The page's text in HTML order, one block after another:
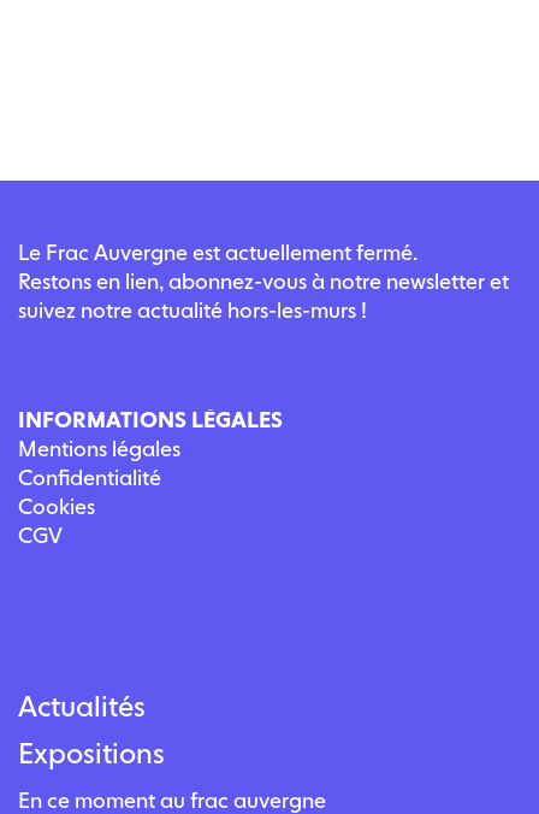
Le Frac Auvergne est actuellement fermé.
Restons en lien, abonnez-vous à notre newsletter et
suivez notre actualité hors-les-murs !
INFORMATIONS LÉGALES
Mentions légales
Confidentialité
Cookies
CGV
Actualités
Expositions
En ce moment au frac auvergne